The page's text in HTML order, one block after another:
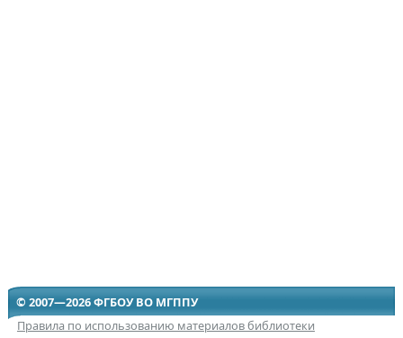
© 2007—2026 ФГБОУ ВО МГППУ
Правила по использованию материалов библиотеки